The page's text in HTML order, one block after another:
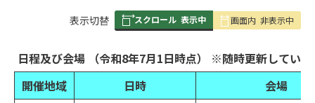
表
み
の
表示切替 スクロール 表示中 画面内 非表示中
日程及び会場 （令和8年7月1日時点） ※随時更新してい
開催地域
日時 会場